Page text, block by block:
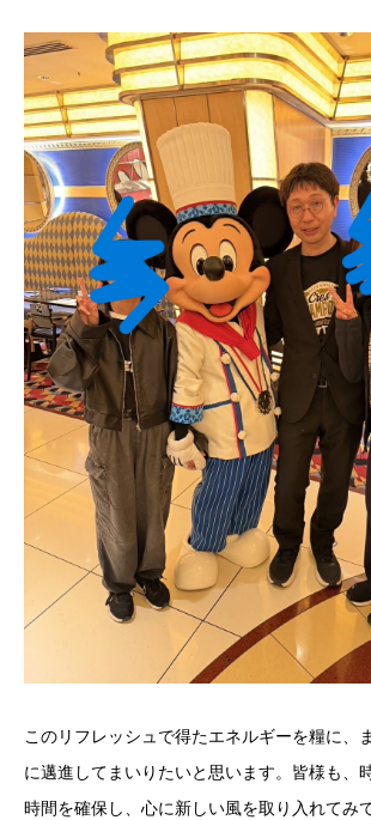
このリフレッシュで得たエネルギーを糧に、
に邁進してまいりたいと思います。皆様も、
時間を確保し、心に新しい風を取り入れてみ